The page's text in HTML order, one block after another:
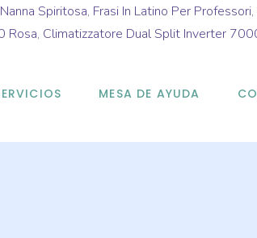
Spiritosa, Frasi In Latino Per Professori,
Rosa, Climatizzatore Dual Split Inverter
MESA DE AYUDA